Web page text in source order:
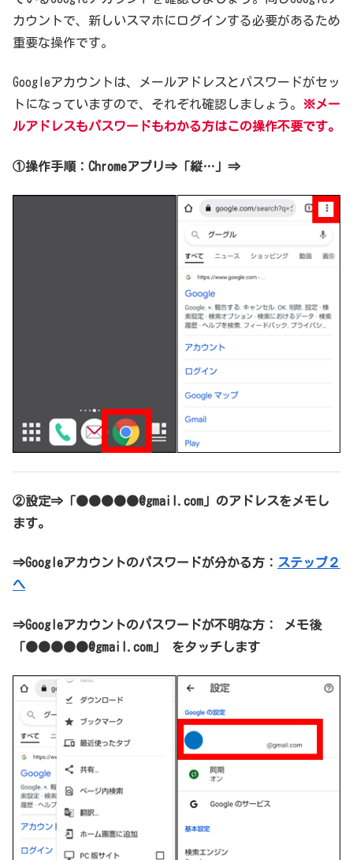
カウントで、新しいスマホにログインする必要があるため
重要な操作です。
Googleアカウントは、メールアドレスとパスワードがセッ
トになっていますので、それぞれ確認しましょう。
※メー
ルアドレスもパスワードもわかる方はこの操作不要です。
①操作手順：Chromeアプリ⇒「縦…」⇒
②設定⇒「●●●●●@gmail.com」のアドレスをメモし
ます。
⇒Googleアカウントのパスワードが分かる方： ステップ２
へ
⇒Googleアカウントのパスワードが不明な方：
メモ後
「●●●●●@gmail.com」 をタッチします